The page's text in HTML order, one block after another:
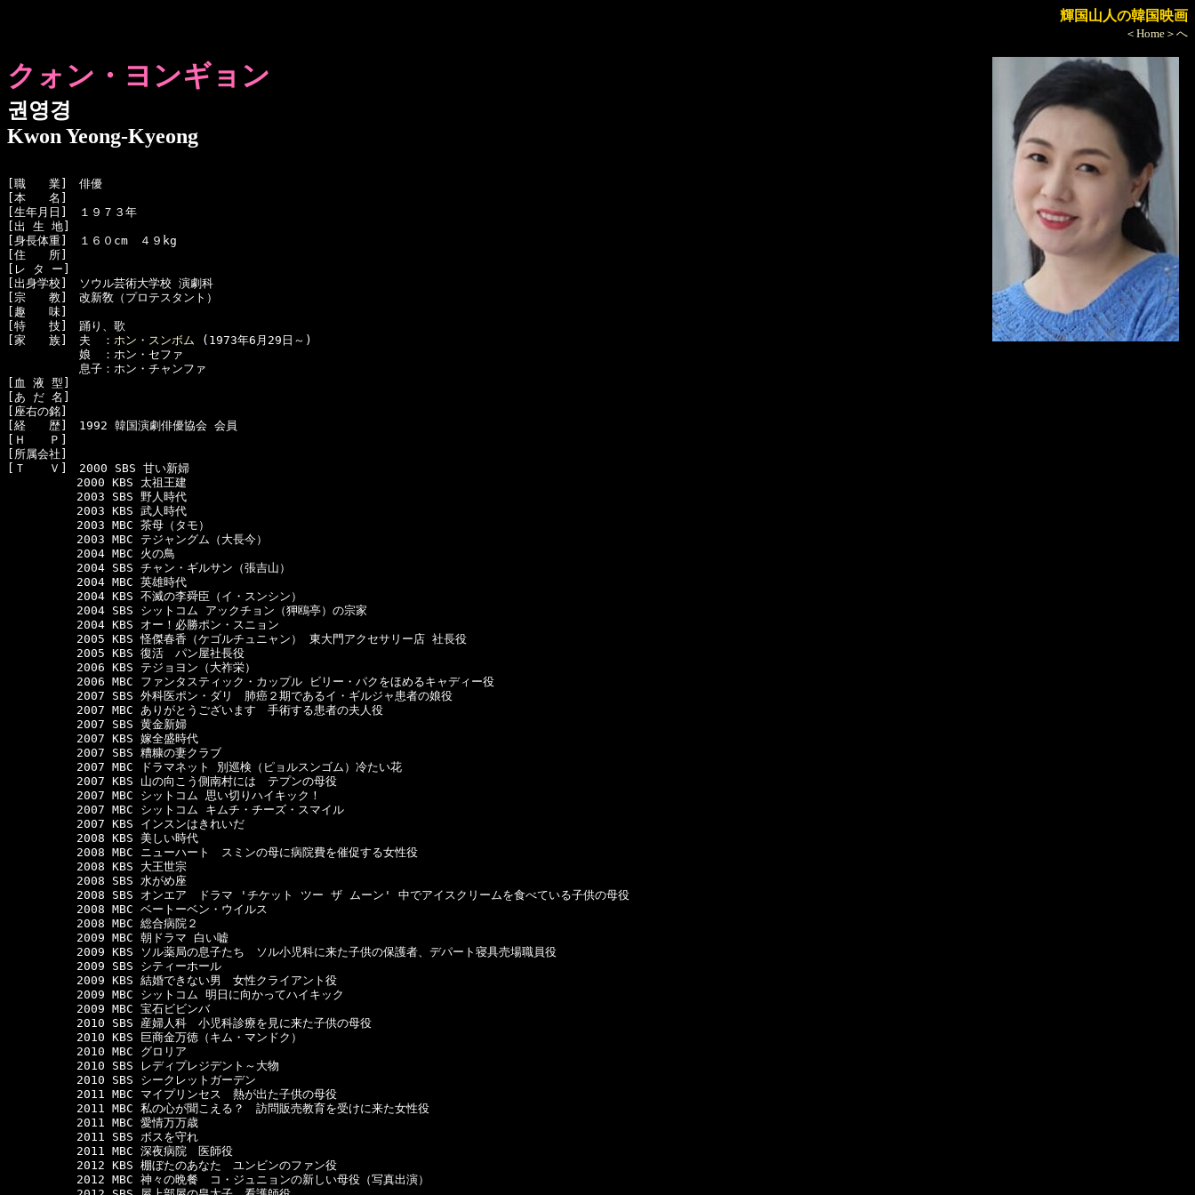
輝国山人の韓国映画
＜Home＞へ
クォン・ヨンギョン
권영경
Kwon Yeong-Kyeong
[職　　業]　俳優
[本　　名]
[生年月日]　１９７３年
[出 生 地]
[身長体重]　１６０cm　４９kg
[住　　所]
[レ タ ー]
[出身学校]　ソウル芸術大学校 演劇科
[宗　　教]　改新敎（プロテスタント）
[趣　　味]
[特　　技]　踊り、歌
[家　　族]　夫　： ホン・スンボム (1973年6月29日～)
  　　　　　娘　：ホン・セファ
  　　　　　息子：ホン・チャンファ
[血 液 型]
[あ だ 名]
[座右の銘]
[経　　歴]　1992 韓国演劇俳優協会 会員
[Ｈ　　Ｐ]
[所属会社]
[Ｔ　　Ｖ]　2000 SBS 甘い新婦
2000 KBS 太祖王建
2003 SBS 野人時代
2003 KBS 武人時代
2003 MBC 茶母（タモ）
2003 MBC テジャングム（大長今）
2004 MBC 火の鳥
2004 SBS チャン・ギルサン（張吉山）
2004 MBC 英雄時代
2004 KBS 不滅の李舜臣（イ・スンシン）
2004 SBS シットコム アックチョン（狎鴎亭）の宗家
2004 KBS オー！必勝ポン・スニョン
2005 KBS 怪傑春香（ケゴルチュニャン） 東大門アクセサリー店 社長役
2005 KBS 復活　パン屋社長役
2006 KBS テジョヨン（大祚栄）
2006 MBC ファンタスティック・カップル ビリー・パクをほめるキャディー役
2007 SBS 外科医ポン・ダリ　肺癌２期であるイ・ギルジャ患者の娘役
2007 MBC ありがとうございます　手術する患者の夫人役
2007 SBS 黄金新婦
2007 KBS 嫁全盛時代
2007 SBS 糟糠の妻クラブ
2007 MBC ドラマネット 別巡検（ピョルスンゴム）冷たい花
2007 KBS 山の向こう側南村には　テプンの母役
2007 MBC シットコム 思い切りハイキック！
2007 MBC シットコム キムチ・チーズ・スマイル
2007 KBS インスンはきれいだ
2008 KBS 美しい時代
2008 MBC ニューハート　スミンの母に病院費を催促する女性役
2008 KBS 大王世宗
2008 SBS 水がめ座
2008 SBS オンエア　ドラマ 'チケット ツー ザ ムーン' 中でアイスクリームを食べている子供の母役
2008 MBC ベートーベン・ウイルス
2008 MBC 総合病院２
2009 MBC 朝ドラマ 白い嘘
2009 KBS ソル薬局の息子たち　ソル小児科に来た子供の保護者、デパート寝具売場職員役
2009 SBS シティーホール
2009 KBS 結婚できない男　女性クライアント役
2009 MBC シットコム 明日に向かってハイキック
2009 MBC 宝石ビビンバ
2010 SBS 産婦人科　小児科診療を見に来た子供の母役
2010 KBS 巨商金万徳（キム・マンドク）
2010 MBC グロリア
2010 SBS レディプレジデント～大物
2010 SBS シークレットガーデン
2011 MBC マイプリンセス　熱が出た子供の母役
2011 MBC 私の心が聞こえる？　訪問販売教育を受けに来た女性役
2011 MBC 愛情万万歳
2011 SBS ボスを守れ
2011 MBC 深夜病院　医師役
2012 KBS 棚ぼたのあなた　ユンビンのファン役
2012 MBC 神々の晩餐　コ・ジュニョンの新しい母役（写真出演）